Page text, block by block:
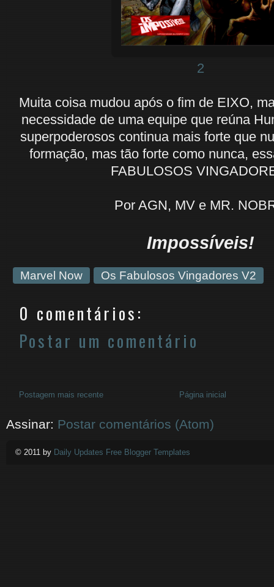
2
Muita coisa mudou após o fim de EIXO,
necessidade de uma equipe que reúna
superpoderosos continua mais forte que
formação, mas tão forte como nunca,
FABULOSOS
Por AGN, MV e MR.
Impossíveis!
Marvel Now Os Fabulosos Vingadores V2
0 comentários:
Postar um comentário
Postagem mais recente Página inicial
Assinar: Postar comentários (Atom)
© 2011 by Daily Updates Free Blogger Templates